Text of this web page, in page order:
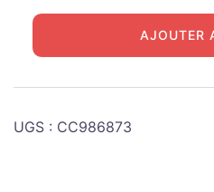
quantité
0.40
AJOUTER
UGS : CC986873